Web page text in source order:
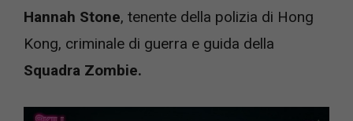
Hannah Stone, tenente della polizia di Hong
Kong, criminale di guerra e guida della
Squadra Zombie.